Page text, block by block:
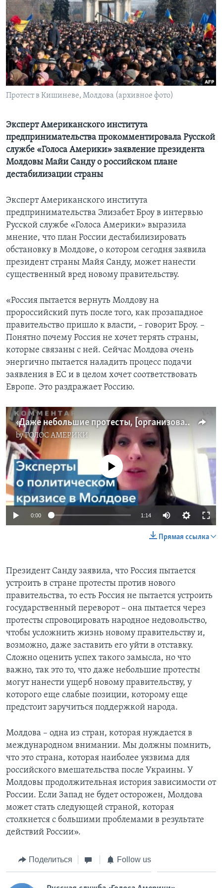
Learning English
СОЦИАЛЬНЫЕ СЕТИ
Языки
Протест в Кишиневе, Молдова (архивное фото)
Эксперт Американского института
предпринимательства прокомментировала Русской
службе «Голоса Америки» заявление президента
Молдовы Майи Санду о российском плане
дестабилизации страны
Эксперт Американского института
предпринимательства Элизабет Броу в интервью
Русской службе «Голоса Америки» выразила
мнение, что план России дестабилизировать
обстановку в Молдове, о котором сегодня заявила
президент страны Майя Санду, может нанести
существенный вред новому правительству.
«Россия пытается вернуть Молдову на
пророссийский путь после того, как прозападное
правительство пришло к власти, – говорит Броу. –
Понятно почему Россия не хочет терять страны,
которые связаны с ней. Сейчас Молдова очень
энергично пытается наладить процесс подачи
заявления в ЕС и в целом хочет соответствовать
Европе. Это раздражает Россию.
«Даже небольшие протесты, [организованные Россией], могут нанести ущерб правительству Молдовы»
byГОЛОС АМЕРИКИ
No media source currently available
0:00 1:14
Прямая ссылка
Президент Санду заявила, что Россия пытается
устроить в стране протесты против нового
правительства, то есть Россия не пытается устроить
государственный переворот – она пытается через
протесты спровоцировать народное недовольство,
чтобы усложнить жизнь новому правительству и,
возможно, даже заставить его уйти в отставку.
Сложно оценить успех такого замысла, но что
важно, так это то, что даже небольшие протесты
могут нанести ущерб новому правительству, у
которого еще слабые позиции, которому еще
предстоит заручиться поддержкой народа.
Молдова – одна из стран, которая нуждается в
международном внимании. Мы должны помнить,
что это страна, которая наиболее уязвима для
российского вмешательства после Украины. У
Молдовы продолжительная история зависимости от
России. Если Запад не будет осторожен, Молдова
может стать следующей страной, которая
столкнется с большими проблемами в результате
действий России».
Поделиться Follow us